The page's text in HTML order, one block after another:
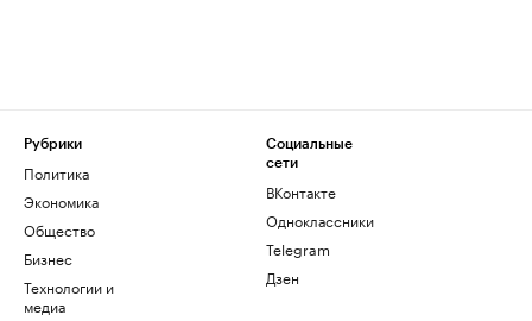
Рубрики
Политика
Экономика
Общество
Бизнес
Технологии и
медиа
Социальные
сети
ВКонтакте
Одноклассники
Telegram
Дзен